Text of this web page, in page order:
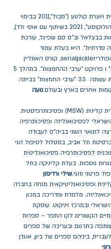
- היא תסריטאית ויוצרת קולנוע ("מבול",2011 בבימוי
גיא נתיב, "הולי הולוקוסט", 2021 בשיתוף עם אוסי ולד),
בבצלאל וב"ס סם שפיגל, עורכת
סדרתית". היא בעלת עמוד
האינסטגרם הפופולריserialpickler, קורס האונליין
השנים האחרונות עשתה  33 "ערבי החמצות" בביתה
אחרים בארץ ובעולם.נועה
-עובדת סוציאלית קלינית (MSW) ופסיכותרפיסטית.
לפסיכואנליזה ופסיכותרפיה
לתואר השני בביה"ס לעבודה
תל אביב, במסלול לטיפול זוגי
לפסיכותרפיה פסיכואנליטית
נוספות. בעלת קליניקה בתל
פרטני וזוגי.שילי ורדימון
ופסיכואנליטיקאית מנחה בחברה
מלמדת ומדריכה במכון
ובמרכז ויניקוט. עוסקת
הקשורים לקו התפר – ספרות
שותפה בתרגום ובעריכה של ספרים
ביניהם ספרים של ביון, אוגדן